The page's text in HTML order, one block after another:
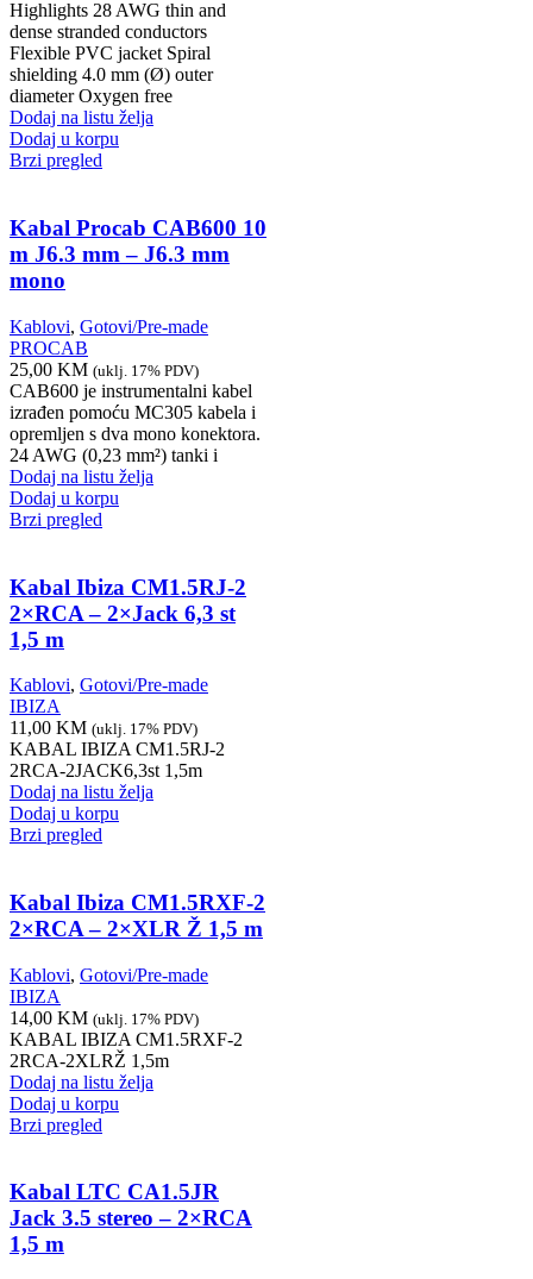
Highlights 28 AWG thin and
dense stranded conductors
Flexible PVC jacket Spiral
shielding 4.0 mm (Ø) outer
diameter Oxygen free
Dodaj na listu želja
Dodaj u korpu
Brzi pregled
Kabal Procab CAB600 10
m J6.3 mm – J6.3 mm
mono
Kablovi, Gotovi/Pre-made
PROCAB
25,00 KM (uklj. 17% PDV)
CAB600 je instrumentalni kabel
izrađen pomoću MC305 kabela i
opremljen s dva mono konektora.
24 AWG (0,23 mm²) tanki i
Dodaj na listu želja
Dodaj u korpu
Brzi pregled
Kabal Ibiza CM1.5RJ-2
2×RCA – 2×Jack 6,3 st
1,5 m
Kablovi, Gotovi/Pre-made
IBIZA
11,00 KM (uklj. 17% PDV)
KABAL IBIZA CM1.5RJ-2
2RCA-2JACK6,3st 1,5m
Dodaj na listu želja
Dodaj u korpu
Brzi pregled
Kabal Ibiza CM1.5RXF-2
2×RCA – 2×XLR Ž 1,5 m
Kablovi, Gotovi/Pre-made
IBIZA
14,00 KM (uklj. 17% PDV)
KABAL IBIZA CM1.5RXF-2
2RCA-2XLRŽ 1,5m
Dodaj na listu želja
Dodaj u korpu
Brzi pregled
Kabal LTC CA1.5JR
Jack 3.5 stereo – 2×RCA
1,5 m